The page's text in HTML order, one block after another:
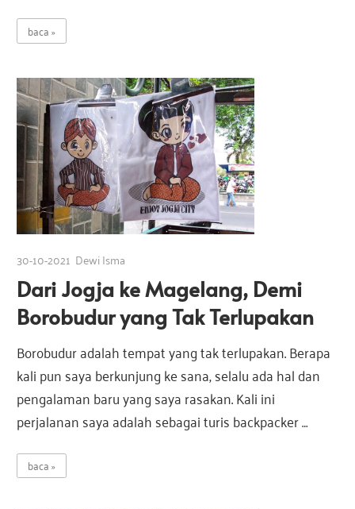
baca
30-10-2021 Dewi Isma
Dari Jogja ke Magelang, Demi
Borobudur yang Tak Terlupakan
Borobudur adalah tempat yang tak terlupakan. Berapa
kali pun saya berkunjung ke sana, selalu ada hal dan
pengalaman baru yang saya rasakan. Kali ini
perjalanan saya adalah sebagai turis backpacker …
baca